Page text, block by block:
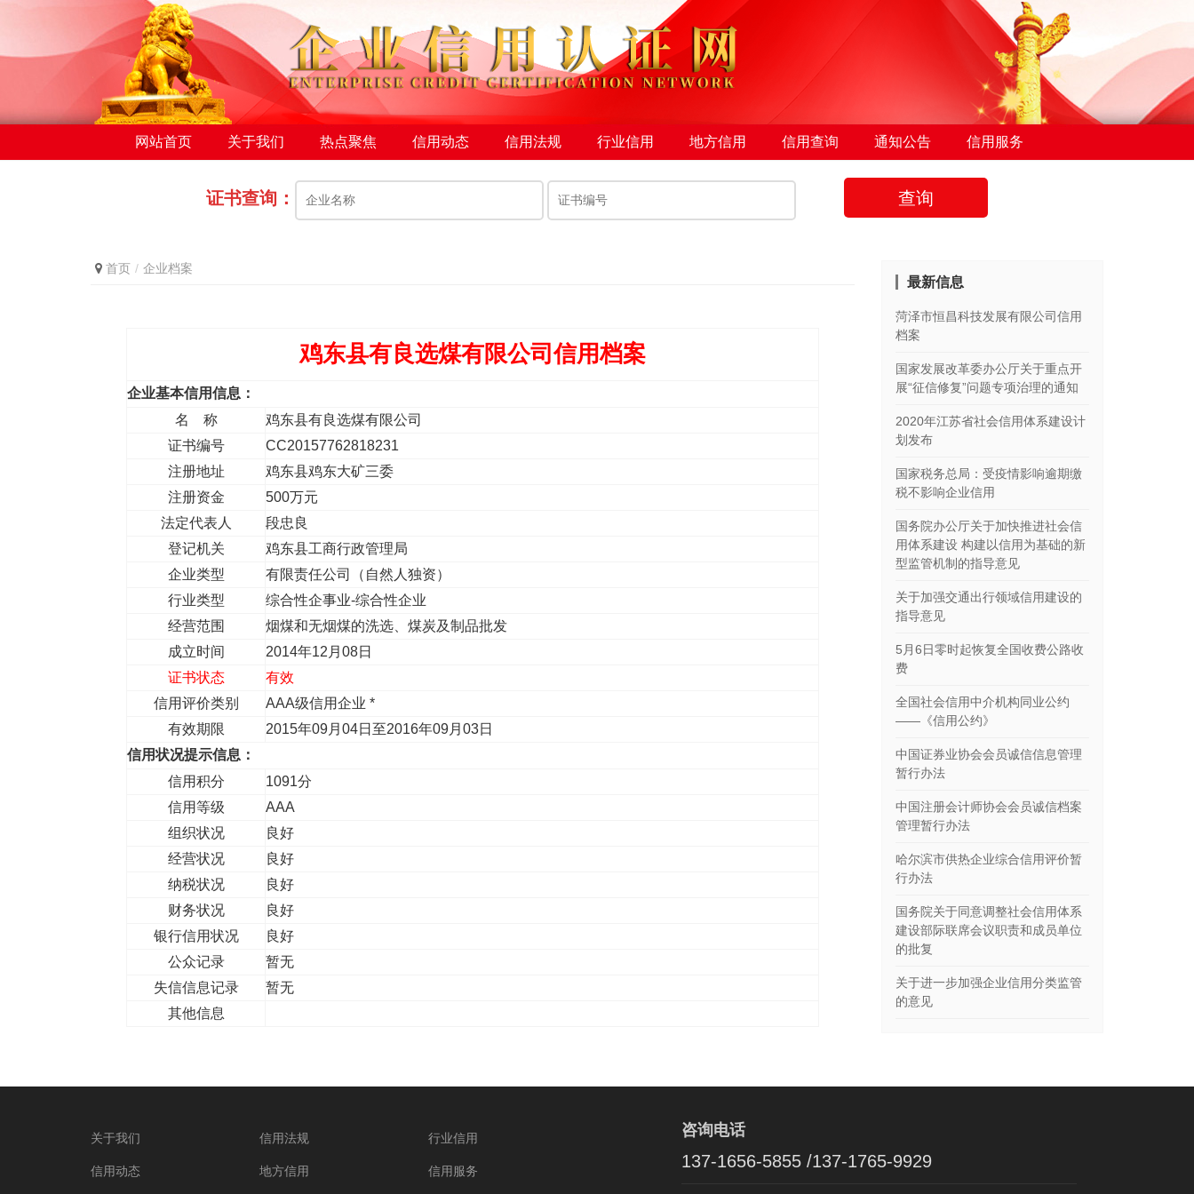
网站首页 关于我们 热点聚焦 信用动态 信用法规 行业信用 地方信用 信用查询 通知公告 信用服务
证书查询： 查询
首页 企业档案
鸡东县有良选煤有限公司信用档案
企业基本信用信息：
名 称
鸡东县有良选煤有限公司
证书编号
CC20157762818231
注册地址
鸡东县鸡东大矿三委
注册资金
500万元
法定代表人
段忠良
登记机关
鸡东县工商行政管理局
企业类型
有限责任公司（自然人独资）
行业类型
综合性企事业-综合性企业
经营范围
烟煤和无烟煤的洗选、煤炭及制品批发
成立时间
2014年12月08日
证书状态
有效
信用评价类别
AAA级信用企业 *
有效期限
2015年09月04日至2016年09月03日
信用状况提示信息：
信用积分
1091分
信用等级
AAA
组织状况
良好
经营状况
良好
纳税状况
良好
财务状况
良好
银行信用状况
良好
公众记录
暂无
失信信息记录
暂无
其他信息
最新信息
菏泽市恒昌科技发展有限公司信用
档案
国家发展改革委办公厅关于重点开
展“征信修复”问题专项治理的通知
2020年江苏省社会信用体系建设计
划发布
国家税务总局：受疫情影响逾期缴
税不影响企业信用
国务院办公厅关于加快推进社会信
用体系建设 构建以信用为基础的新
型监管机制的指导意见
关于加强交通出行领域信用建设的
指导意见
5月6日零时起恢复全国收费公路收
费
全国社会信用中介机构同业公约
——《信用公约》
中国证券业协会会员诚信信息管理
暂行办法
中国注册会计师协会会员诚信档案
管理暂行办法
哈尔滨市供热企业综合信用评价暂
行办法
国务院关于同意调整社会信用体系
建设部际联席会议职责和成员单位
的批复
关于进一步加强企业信用分类监管
的意见
关于我们
信用动态
信用法规
地方信用
行业信用
信用服务
咨询电话
137-1656-5855 /137-1765-9929